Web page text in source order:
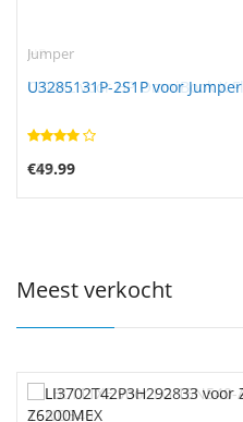
Jumper
U3285131P-2S1P voor
€49.99
Meest verkocht